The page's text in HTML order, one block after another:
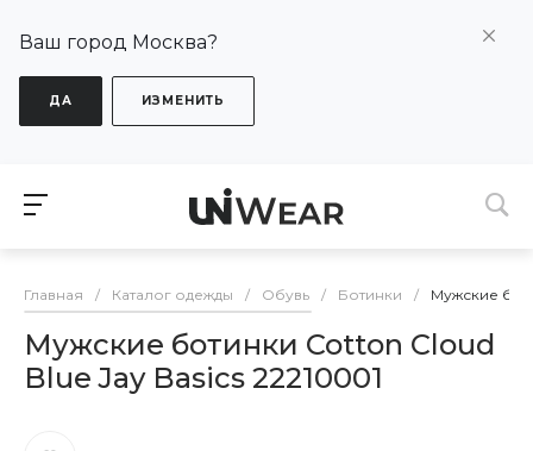
Ваш город Москва?
ДА ИЗМЕНИТЬ
Главная / Каталог одежды / Обувь / Ботинки / Мужские
Мужские ботинки Cotton Cloud
Blue Jay Basics 22210001